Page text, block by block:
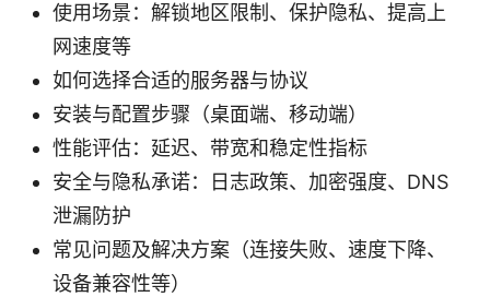
使用场景：解锁地区限制、保护隐私、提高上
网速度等
如何选择合适的服务器与协议
安装与配置步骤（桌面端、移动端）
性能评估：延迟、带宽和稳定性指标
安全与隐私承诺：日志政策、加密强度、DNS
泄漏防护
常见问题及解决方案（连接失败、速度下降、
设备兼容性等）